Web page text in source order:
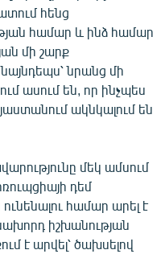
հենց
համար և ինձ համար
մի շարք
նրանց մի
ասում են, որ ինչպես
ակնկալում են
մեկ ամսում
դեմ
համար արել է
իշխանության
է արվել՝ ծախսելով